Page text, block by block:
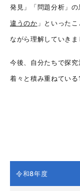
発見」「問題分析」
違うのか 」といった
ながら理解していきま
今後、自分たちで探
着々と積み重ねている
令和8年度